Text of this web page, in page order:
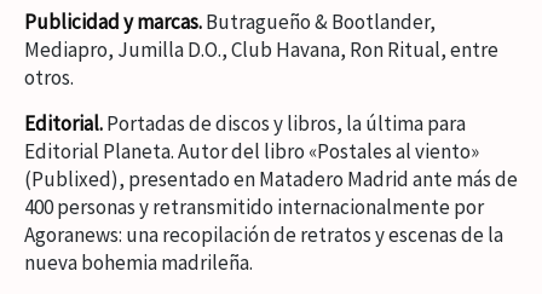
Publicidad y marcas.Butragueño & Bootlander,
Mediapro, Jumilla D.O., Club Havana, Ron Ritual, entre
otros.
Editorial.Portadas de discos y libros, la última para
Editorial Planeta. Autor del libro «Postales al viento»
(Publixed), presentado en Matadero Madrid ante más de
400 personas y retransmitido internacionalmente por
Agoranews: una recopilación de retratos y escenas de la
nueva bohemia madrileña.